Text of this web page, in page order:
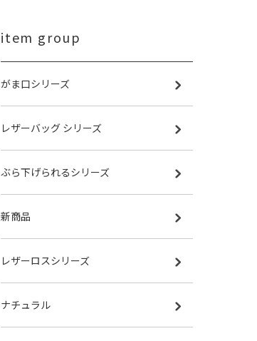
item group
がま口シリーズ
レザーバッグ シリーズ
ぶら下げられるシリーズ
新商品
レザーロスシリーズ
ナチュラル